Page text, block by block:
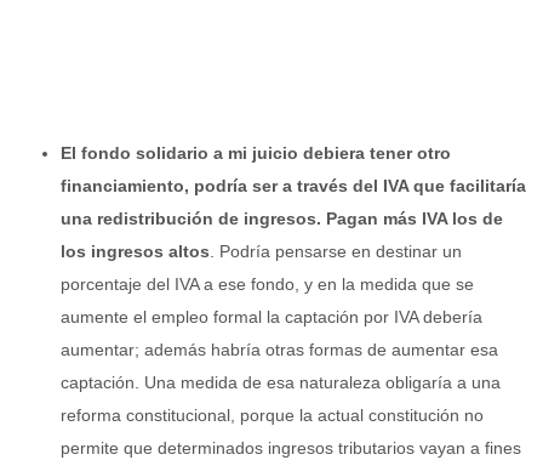
El fondo solidario a mi juicio debiera tener otro
financiamiento, podría ser a través del IVA que facilitaría
una redistribución de ingresos. Pagan más IVA los de
los ingresos altos. Podría pensarse en destinar un
porcentaje del IVA a ese fondo, y en la medida que se
aumente el empleo formal la captación por IVA debería
aumentar; además habría otras formas de aumentar esa
captación. Una medida de esa naturaleza obligaría a una
reforma constitucional, porque la actual constitución no
permite que determinados ingresos tributarios vayan a fines